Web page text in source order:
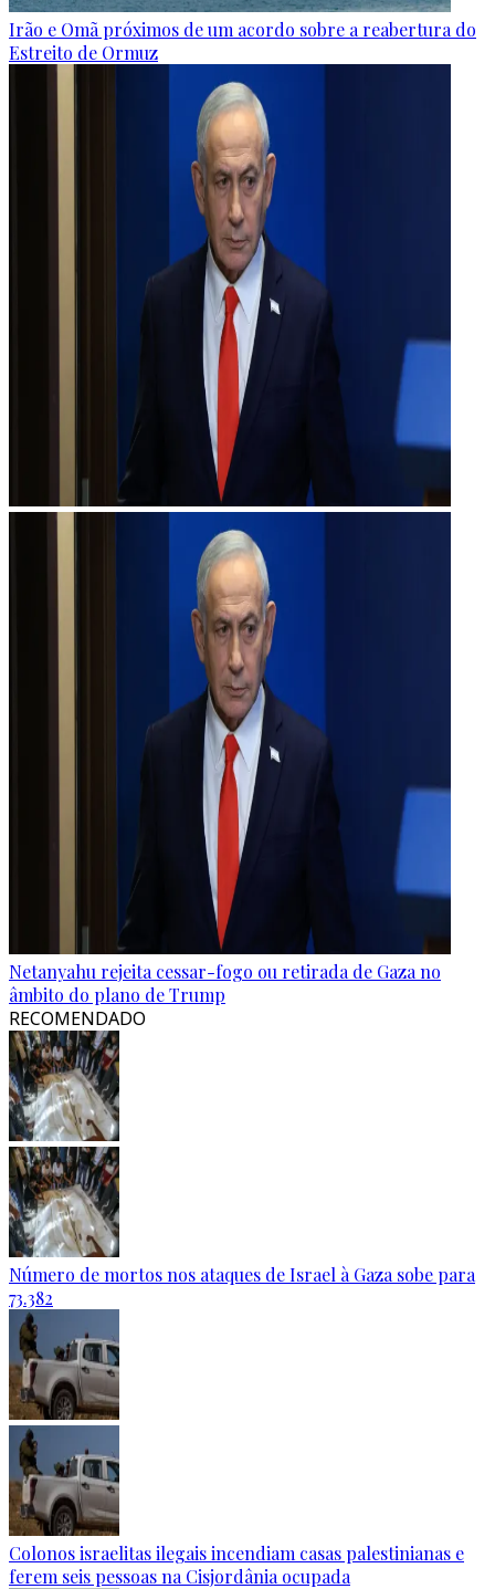
Irão e Omã próximos de um acordo sobre a reabertura do
Estreito de Ormuz
Netanyahu rejeita cessar-fogo ou retirada de Gaza no
âmbito do plano de Trump
RECOMENDADO
Número de mortos nos ataques de Israel à Gaza sobe para
73.382
Colonos israelitas ilegais incendiam casas palestinianas e
ferem seis pessoas na Cisjordânia ocupada